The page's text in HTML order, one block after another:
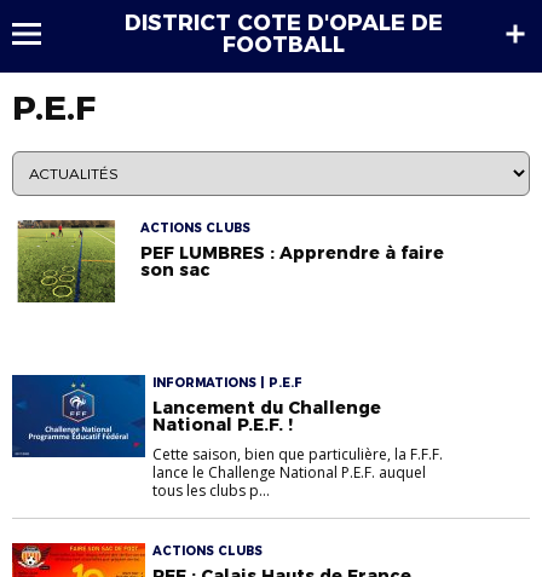
DISTRICT COTE D'OPALE DE
FOOTBALL
P.E.F
ACTIONS CLUBS
PEF LUMBRES : Apprendre à faire
son sac
INFORMATIONS | P.E.F
Lancement du Challenge
National P.E.F. !
Cette saison, bien que particulière, la F.F.F.
lance le Challenge National P.E.F. auquel
tous les clubs p...
ACTIONS CLUBS